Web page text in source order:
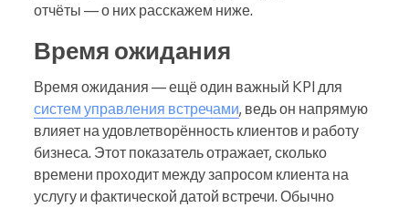
отчёты — о них расскажем ниже.
Время ожидания
Время ожидания — ещё один важный KPI для
систем управления встречами, ведь он напрямую
влияет на удовлетворённость клиентов и работу
бизнеса. Этот показатель отражает, сколько
времени проходит между запросом клиента на
услугу и фактической датой встречи. Обычно